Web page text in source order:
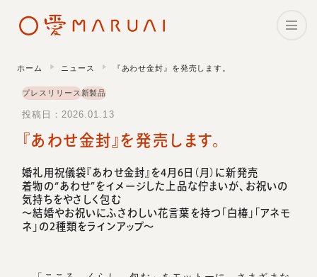
理念・メッセージ
マルアイの事業
CSR・サステナビリティ
ホーム ニュース 『あわせ金封』を発売します。
プレスリリース新製品
投稿日：2026.01.13
『あわせ金封』を発売します。
婚礼用祝儀袋『あわせ金封』を4月6日（月）に新発売
着物の“あわせ”をイメージした上品な佇まいが、お祝いの
気持ちをやさしく包む
〜結婚やお祝いにふさわしい花言葉を持つ「白椿」「アネモ
ネ」の2種類をラインアップ〜